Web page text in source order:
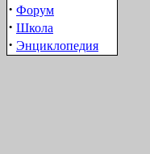
· Форум
· Школа
· Энциклопедия